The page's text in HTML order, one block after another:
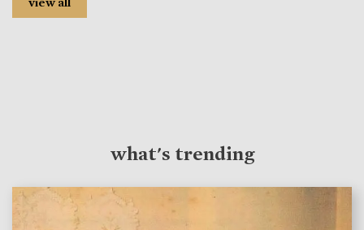
what's trending